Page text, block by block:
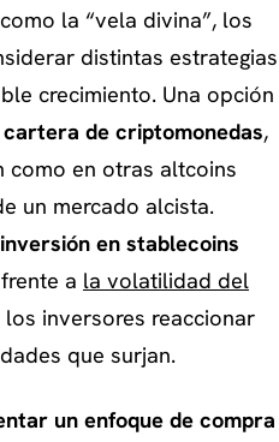
la “vela divina”, los
distintas estrategias
crecimiento. Una opción
de criptomonedas,
como en otras altcoins
un mercado alcista.
en stablecoins
a la volatilidad del
inversores reaccionar
que surjan.
un enfoque de compra